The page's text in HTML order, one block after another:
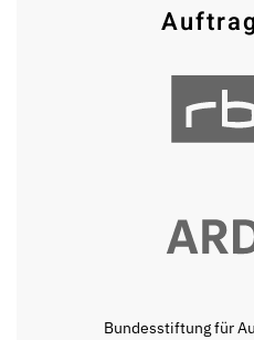
Bundesstiftung für